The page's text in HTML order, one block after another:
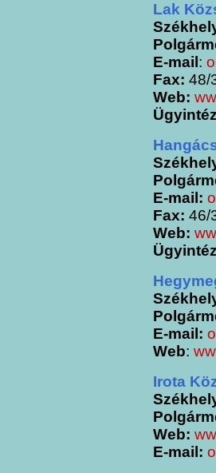
Lak
E-mail :
Fax: 48/
Web:
E-mail:
Fax: 46/
Web:
E-mail:
Web:
Irota
Web:
E-mail: